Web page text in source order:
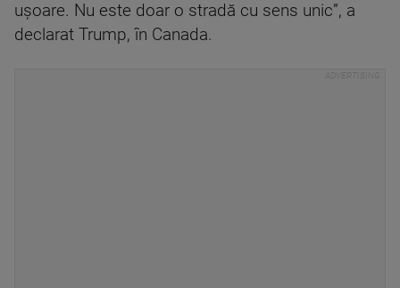
ușoare. Nu este doar o stradă cu sens unic”, a
declarat Trump, în Canada.